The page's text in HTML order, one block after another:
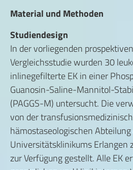
Material und Methoden
Studiendesign
In der vorliegenden
Vergleichsstudie wurden 30
inlinegefilterte EK in einer
Guanosin-Saline-Mannitol-
(PAGGS-M) untersucht. Die
von der
hämostaseologischen Abteilung
Universitätsklinikums Erlangen
zur Verfügung gestellt. Alle EK